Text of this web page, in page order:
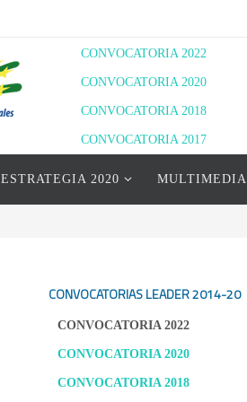
CONVOCATORIA 2022
CONVOCATORIA 2020
CONVOCATORIA 2018
CONVOCATORIA 2017
ESTRATEGIA 2020 MULTIMEDIA
CONVOCATORIAS LEADER2014-20
CONVOCATORIA 2022
CONVOCATORIA 2020
CONVOCATORIA 2018